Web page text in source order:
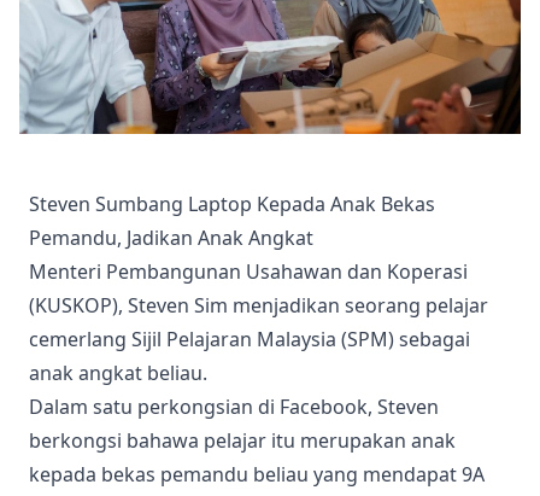
Steven Sumbang Laptop Kepada Anak Bekas
Pemandu, Jadikan Anak Angkat
Menteri Pembangunan Usahawan dan Koperasi
(KUSKOP), Steven Sim menjadikan seorang pelajar
cemerlang Sijil Pelajaran Malaysia (SPM) sebagai
anak angkat beliau.
Dalam satu perkongsian di Facebook, Steven
berkongsi bahawa pelajar itu merupakan anak
kepada bekas pemandu beliau yang mendapat 9A